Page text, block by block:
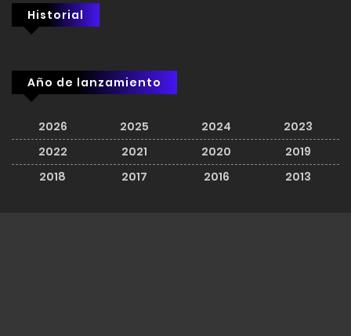
Historial
Año de lanzamiento
2026 2025 2024
2023
2022
2021 2020
2019
2018
2017 2016 2013